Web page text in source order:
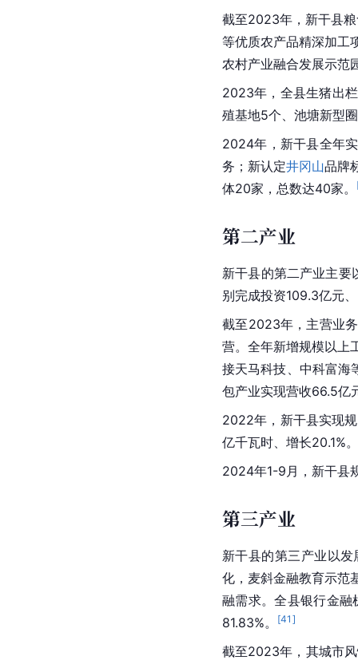
截至2023年，新干县
等优质农产品精深加工
农村产业融合发展示范
2023年，全县生猪出
殖基地5个、池塘新型
2024年，新干县全年
务；新认定井冈山品牌
体20家，总数达40家。
第二产业
新干县的第二产业主要
别完成投资109.3亿元
截至2023年，主营业
营。全年新增规模以上
接天马科技 、中科富
包产业实现营收66.5亿
2022年，新干县实现
亿千瓦时、增长20.1%。
2024年1-9月，新干县
第三产业
新干县的第三产业以
化，麦斜金融教育示范
融需求。全县银行金融
81.83%。
[41 ]
截至2023年，其城市